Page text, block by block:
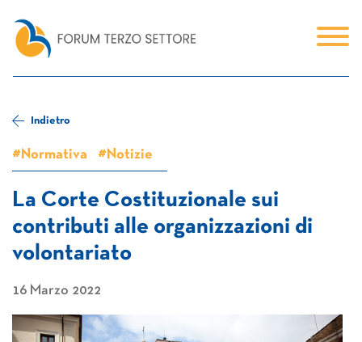
Indietro
#Normativa #Notizie
La Corte Costituzionale sui
contributi alle organizzazioni di
volontariato
16 Marzo 2022